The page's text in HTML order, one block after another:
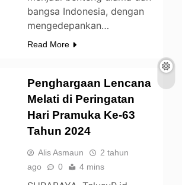
bangsa Indonesia, dengan
mengedepankan…
Read More
Penghargaan Lencana
Melati di Peringatan
Hari Pramuka Ke-63
Tahun 2024
Alis Asmaun
2 tahun
ago
0 4 mins